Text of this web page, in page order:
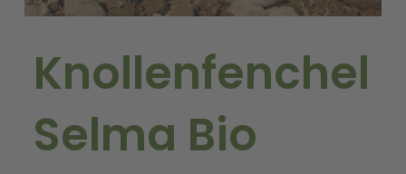
Knollenfenchel
Selma Bio